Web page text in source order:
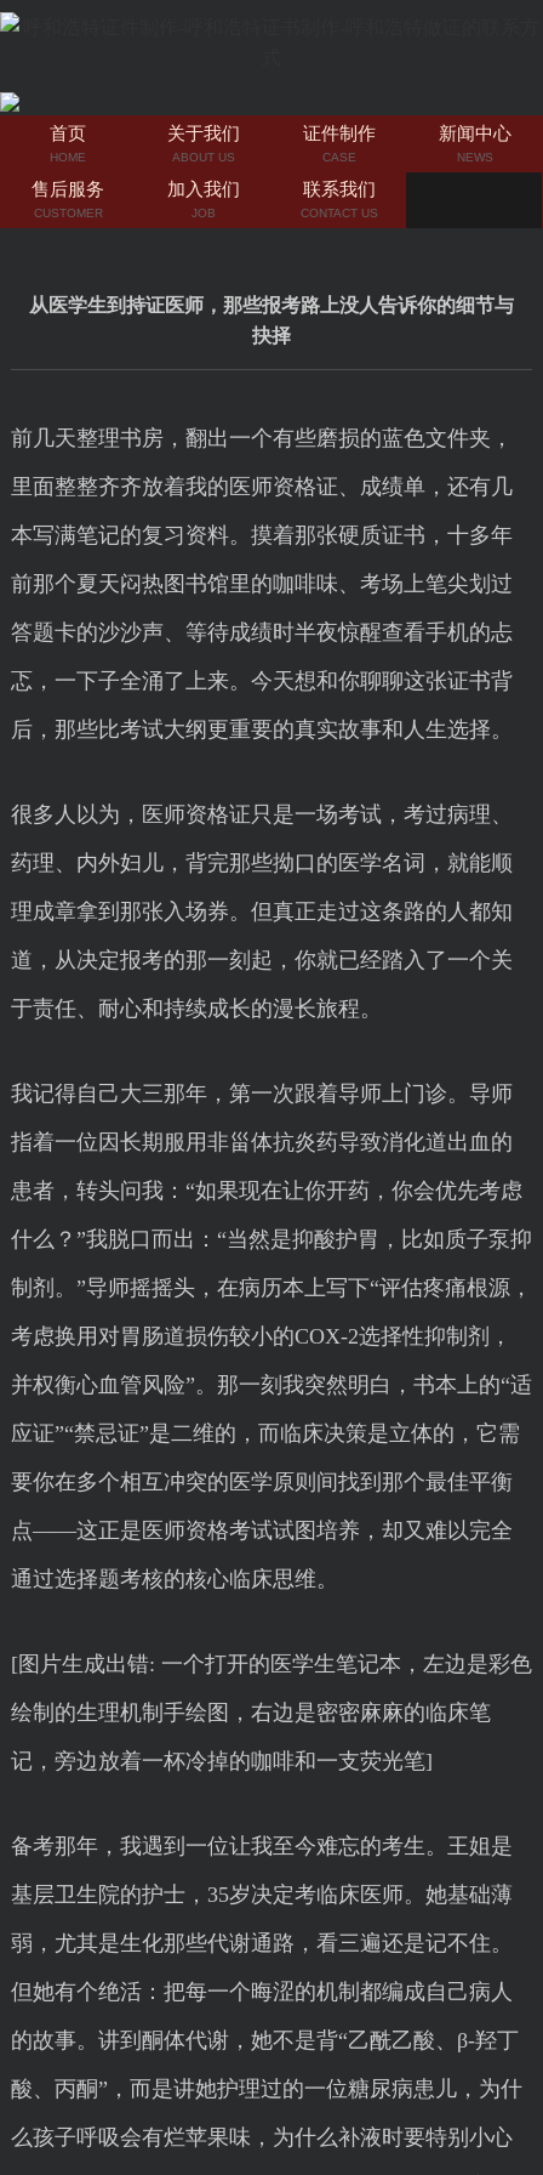
首页
HOME
关于我们
ABOUT US
证件制作
CASE
新闻中心
NEWS
售后服务
CUSTOMER
加入我们
JOB
联系我们
CONTACT US
从医学生到持证医师，那些报考路上没人告诉你的细节与
抉择
前几天整理书房，翻出一个有些磨损的蓝色文件夹，
里面整整齐齐放着我的医师资格证、成绩单，还有几
本写满笔记的复习资料。摸着那张硬质证书，十多年
前那个夏天闷热图书馆里的咖啡味、考场上笔尖划过
答题卡的沙沙声、等待成绩时半夜惊醒查看手机的忐
忑，一下子全涌了上来。今天想和你聊聊这张证书背
后，那些比考试大纲更重要的真实故事和人生选择。
很多人以为，医师资格证只是一场考试，考过病理、
药理、内外妇儿，背完那些拗口的医学名词，就能顺
理成章拿到那张入场券。但真正走过这条路的人都知
道，从决定报考的那一刻起，你就已经踏入了一个关
于责任、耐心和持续成长的漫长旅程。
我记得自己大三那年，第一次跟着导师上门诊。导师
指着一位因长期服用非甾体抗炎药导致消化道出血的
患者，转头问我：“如果现在让你开药，你会优先考虑
什么？”我脱口而出：“当然是抑酸护胃，比如质子泵抑
制剂。”导师摇摇头，在病历本上写下“评估疼痛根源，
考虑换用对胃肠道损伤较小的COX-2选择性抑制剂，
并权衡心血管风险”。那一刻我突然明白，书本上的“适
应证”“禁忌证”是二维的，而临床决策是立体的，它需
要你在多个相互冲突的医学原则间找到那个最佳平衡
点——这正是医师资格考试试图培养，却又难以完全
通过选择题考核的核心临床思维。
[图片生成出错: 一个打开的医学生笔记本，左边是彩色
绘制的生理机制手绘图，右边是密密麻麻的临床笔
记，旁边放着一杯冷掉的咖啡和一支荧光笔]
备考那年，我遇到一位让我至今难忘的考生。王姐是
基层卫生院的护士，35岁决定考临床医师。她基础薄
弱，尤其是生化那些代谢通路，看三遍还是记不住。
但她有个绝活：把每一个晦涩的机制都编成自己病人
的故事。讲到酮体代谢，她不是背“乙酰乙酸、β-羟丁
酸、丙酮”，而是讲她护理过的一位糖尿病患儿，为什
么孩子呼吸会有烂苹果味，为什么补液时要特别小心